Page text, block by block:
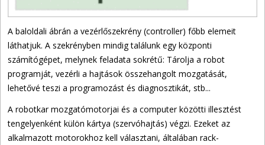
A baloldali ábrán a vezérlőszekrény (controller) főbb elemeit
láthatjuk. A szekrényben mindig találunk egy központi
számítógépet, melynek feladata sokrétű: Tárolja a robot
programját, vezérli a hajtások összehangolt mozgatását,
lehetővé teszi a programozást és diagnosztikát, stb...
A robotkar mozgatómotorjai és a computer közötti illesztést
tengelyenként külön kártya (szervóhajtás) végzi. Ezeket az
alkalmazott motorokhoz kell választani, általában rack-